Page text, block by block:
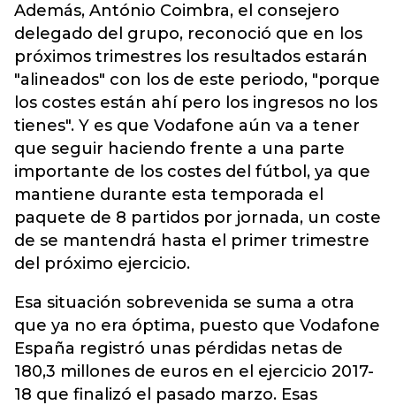
Además, António Coimbra, el consejero
delegado del grupo, reconoció que en los
próximos trimestres los resultados estarán
"alineados" con los de este periodo, "porque
los costes están ahí pero los ingresos no los
tienes". Y es que Vodafone aún va a tener
que seguir haciendo frente a una parte
importante de los costes del fútbol, ya que
mantiene durante esta temporada el
paquete de 8 partidos por jornada, un coste
de se mantendrá hasta el primer trimestre
del próximo ejercicio.
Esa situación sobrevenida se suma a otra
que ya no era óptima, puesto que Vodafone
España registró unas pérdidas netas de
180,3 millones de euros en el ejercicio 2017-
18 que finalizó el pasado marzo. Esas